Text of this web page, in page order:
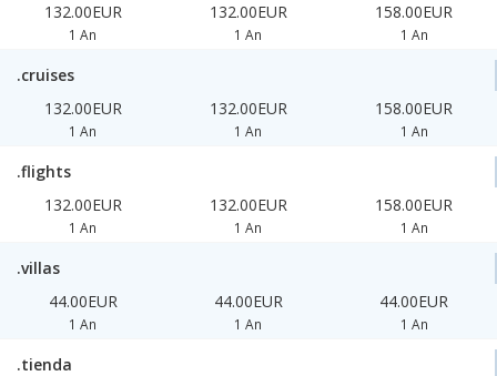
132.00EUR
1 An
132.00EUR
1 An
158.00EUR
1 An
.cruises
132.00EUR
1 An
132.00EUR
1 An
158.00EUR
1 An
.flights
132.00EUR
1 An
132.00EUR
1 An
158.00EUR
1 An
.villas
44.00EUR
1 An
44.00EUR
1 An
44.00EUR
1 An
.tienda